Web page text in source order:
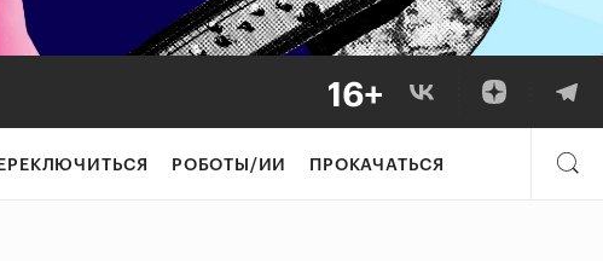
РОБОТЫ/ИИ ПРОКАЧАТЬСЯ